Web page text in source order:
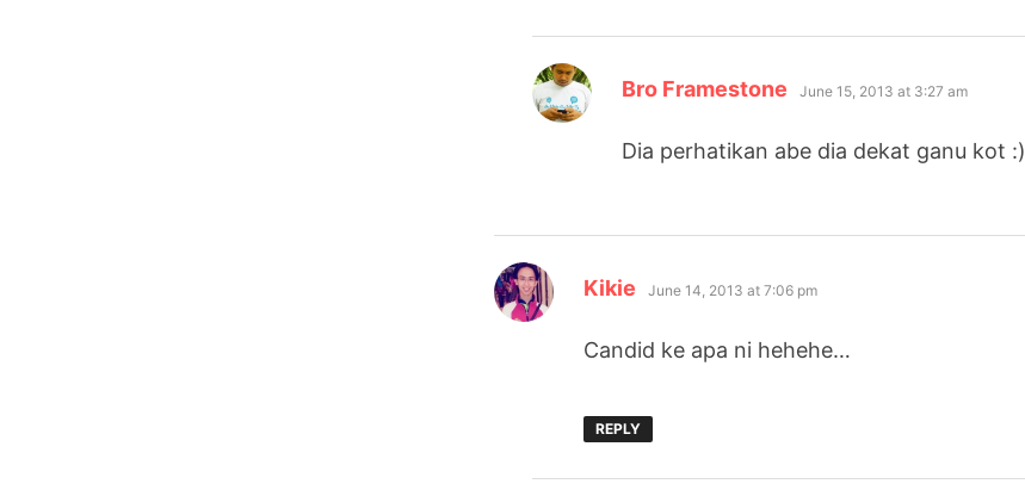
Bro Framestone says:
June 15, 2013 at 3:27 am
Dia perhatikan abe dia dekat ganu kot :)
Kikie says:
June 14, 2013 at 7:06 pm
Candid ke apa ni hehehe…
REPLY